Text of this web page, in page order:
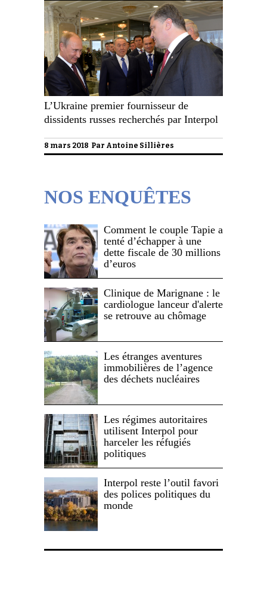
L’Ukraine premier fournisseur de
dissidents russes recherchés par Interpol
8 mars 2018 Par Antoine Sillières
NOS ENQUÊTES
Comment le couple Tapie a
tenté d’échapper à une
dette fiscale de 30 millions
d’euros
Clinique de Marignane : le
cardiologue lanceur d'alerte
se retrouve au chômage
Les étranges aventures
immobilières de l’agence
des déchets nucléaires
Les régimes autoritaires
utilisent Interpol pour
harceler les réfugiés
politiques
Interpol reste l’outil favori
des polices politiques du
monde